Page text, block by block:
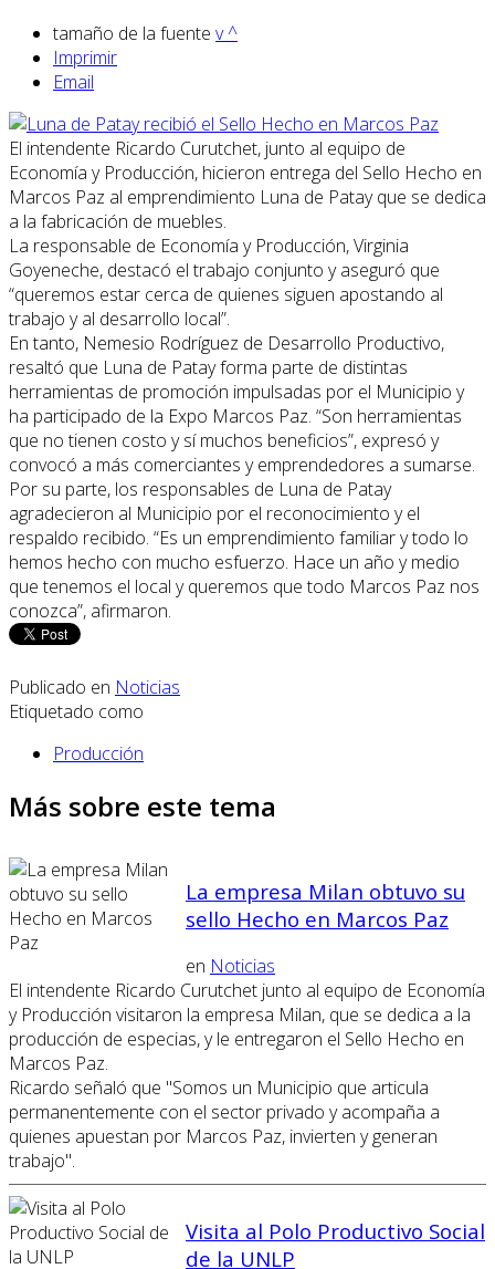
tamaño de la fuente v^
Imprimir
Email
El intendente Ricardo Curutchet, junto al equipo de
Economía y Producción, hicieron entrega del Sello Hecho en
Marcos Paz al emprendimiento Luna de Patay que se dedica
a la fabricación de muebles.
La responsable de Economía y Producción, Virginia
Goyeneche, destacó el trabajo conjunto y aseguró que
“queremos estar cerca de quienes siguen apostando al
trabajo y al desarrollo local”.
En tanto, Nemesio Rodríguez de Desarrollo Productivo,
resaltó que Luna de Patay forma parte de distintas
herramientas de promoción impulsadas por el Municipio y
ha participado de la Expo Marcos Paz. “Son herramientas
que no tienen costo y sí muchos beneficios”, expresó y
convocó a más comerciantes y emprendedores a sumarse.
Por su parte, los responsables de Luna de Patay
agradecieron al Municipio por el reconocimiento y el
respaldo recibido. “Es un emprendimiento familiar y todo lo
hemos hecho con mucho esfuerzo. Hace un año y medio
que tenemos el local y queremos que todo Marcos Paz nos
conozca”, afirmaron.
Publicado en Noticias
Etiquetado como
Producción
Más sobre este tema
La empresa Milan obtuvo su
sello Hecho en Marcos Paz
en Noticias
El intendente Ricardo Curutchet junto al equipo de Economía
y Producción visitaron la empresa Milan, que se dedica a la
producción de especias, y le entregaron el Sello Hecho en
Marcos Paz.
Ricardo señaló que "Somos un Municipio que articula
permanentemente con el sector privado y acompaña a
quienes apuestan por Marcos Paz, invierten y generan
trabajo".
Visita al Polo Productivo Social
de la UNLP